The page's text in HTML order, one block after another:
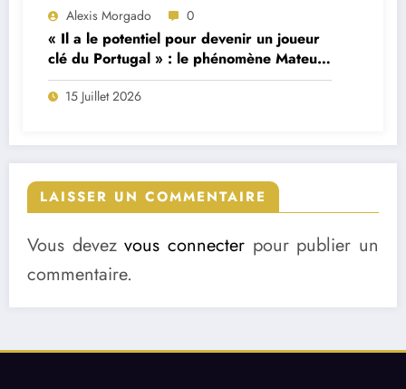
Alexis Morgado 0
« Il a le potentiel pour devenir un joueur
clé du Portugal » : le phénomène Mateus
Fernandes décrit par son ancien
formateur
15 Juillet 2026
LAISSER UN COMMENTAIRE
Vous devezvous connecter pour publier un
commentaire.